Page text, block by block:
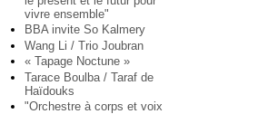
vivre ensemble"
BBA invite So Kalmery
Wang Li / Trio Joubran
« Tapage Noctune »
Tarace Boulba / Taraf de
Haïdouks
"Orchestre à corps et voix